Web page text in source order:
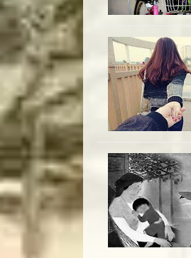
Thơ tình lục bát:
Bâng quơ trong